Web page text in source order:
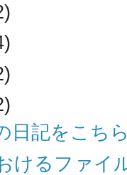
日記をこち
けるファイ